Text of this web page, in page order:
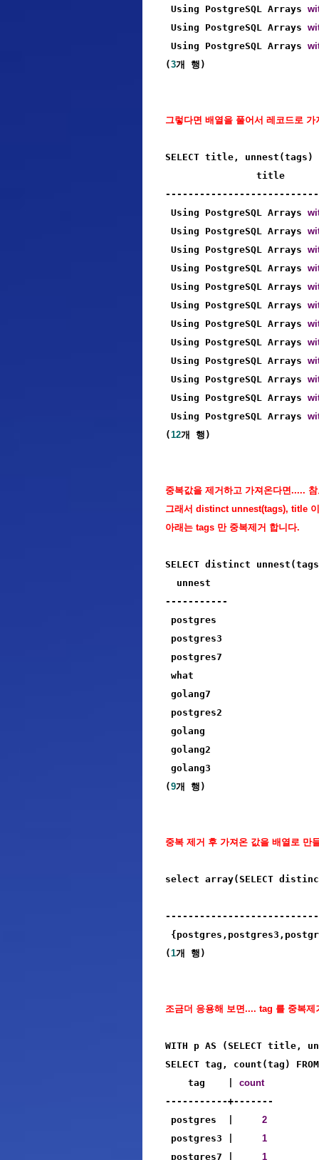
Using PostgreSQL Arrays
Using PostgreSQL Arrays
Using PostgreSQL Arrays
(3개 행)
그렇다면 배열을 풀어서 레코드로
SELECT title, unnest(tags)
title
Using PostgreSQL Arrays
Using PostgreSQL Arrays
Using PostgreSQL Arrays
Using PostgreSQL Arrays
Using PostgreSQL Arrays
Using PostgreSQL Arrays
Using PostgreSQL Arrays
Using PostgreSQL Arrays
Using PostgreSQL Arrays
Using PostgreSQL Arrays
Using PostgreSQL Arrays
Using PostgreSQL Arrays
(12개 행)
중복값을 제거하고 가져온다면.....
그래서 distinct unnest(tags), title
아래는 tags 만 중복제거 합니다.
SELECT distinct
  unnest
-----------
postgres
postgres3
postgres7
what
golang7
postgres2
golang
golang2
golang3
(9개 행)
중복 제거 후 가져온 값을 배열로 만
select array(SELECT
(1개 행)
조금더 응용해 보면.... tag 를 중복
WITH p AS (SELECT title,
SELECT tag, count(tag)
    tag    |
count
-----------+-------
postgres  | 2
postgres3 | 1
postgres7 | 1